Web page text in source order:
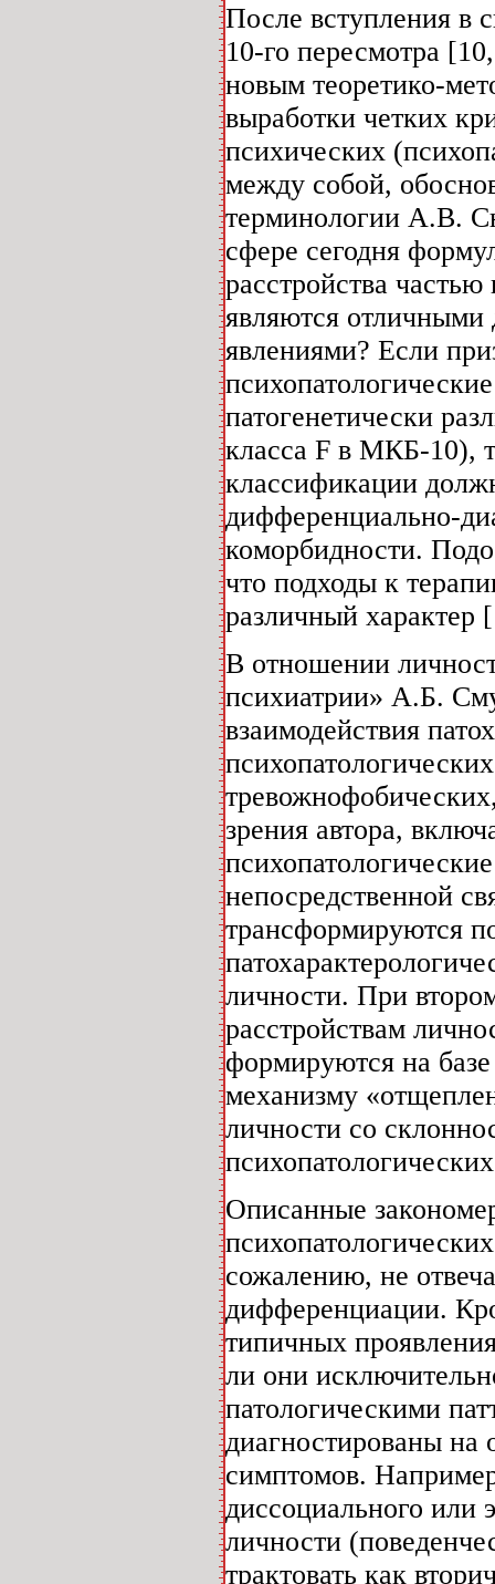
После вступления в
10-го пересмотра
новым теоретико-
выработки четких
психических
между собой,
терминологии А.В.
сфере сегодня
расстройства
являются отличными
явлениями? Если
патогенетически
класса F в МКБ-10),
классификации
дифференциально-
коморбидности.
что подходы к
различный характер
В отношении
психиатрии» А.Б.
взаимодействия
зрения автора,
непосредственной
трансформируются
личности. При
расстройствам
формируются на
механизму
личности со
Описанные
сожалению, не
дифференциации.
типичных
ли они
патологическими
диагностированы на
симптомов.
диссоциального или
личности
трактовать как